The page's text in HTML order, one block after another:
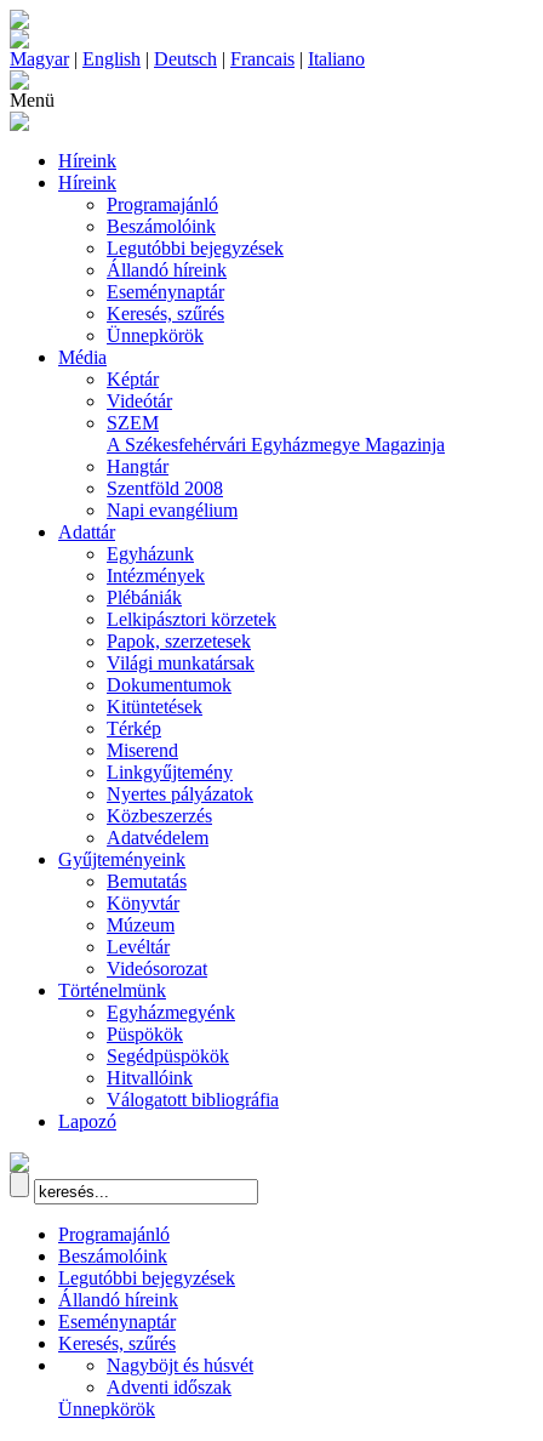
Magyar| English | Deutsch | Francais | Italiano
Menü
Híreink
Híreink
Programajánló
Beszámolóink
Legutóbbi bejegyzések
Állandó híreink
Eseménynaptár
Keresés, szűrés
Ünnepkörök
Média
Képtár
Videótár
SZEM
A Székesfehérvári Egyházmegye Magazinja
Hangtár
Szentföld 2008
Napi evangélium
Adattár
Egyházunk
Intézmények
Plébániák
Lelkipásztori körzetek
Papok, szerzetesek
Világi munkatársak
Dokumentumok
Kitüntetések
Térkép
Miserend
Linkgyűjtemény
Nyertes pályázatok
Közbeszerzés
Adatvédelem
Gyűjteményeink
Bemutatás
Könyvtár
Múzeum
Levéltár
Videósorozat
Történelmünk
Egyházmegyénk
Püspökök
Segédpüspökök
Hitvallóink
Válogatott bibliográfia
Lapozó
Programajánló
Beszámolóink
Legutóbbi bejegyzések
Állandó híreink
Eseménynaptár
Keresés, szűrés
Nagyböjt és húsvét
Adventi időszak
Ünnepkörök